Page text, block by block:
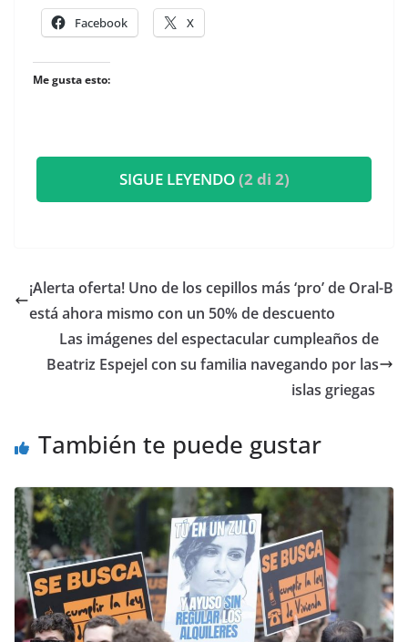
Facebook X
Me gusta esto:
SIGUE LEYENDO(2 di 2)
​¡Alerta oferta! Uno de los cepillos más ‘pro’ de Oral-B
está ahora mismo con un 50% de descuento
​Las imágenes del espectacular cumpleaños de
Beatriz Espejel con su familia navegando por las
islas griegas
También te puede gustar